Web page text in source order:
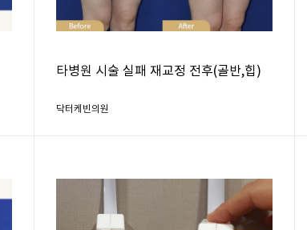
타병원 시술 실패 재교정 전후(골반,힙)
닥터케빈의원